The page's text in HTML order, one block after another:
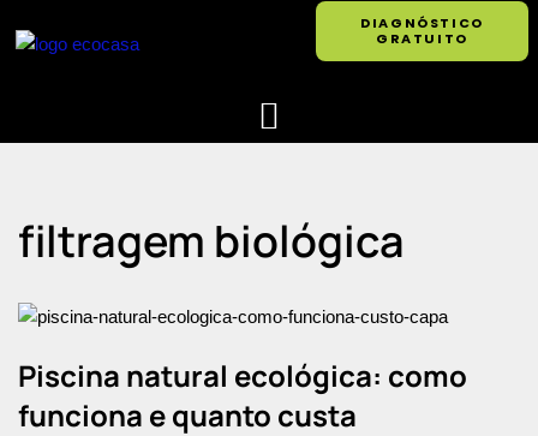
DIAGNÓSTICO
GRATUITO
filtragem biológica
Piscina natural ecológica: como
funciona e quanto custa